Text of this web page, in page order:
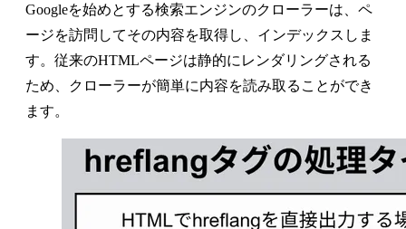
Googleを始めとする検索エンジンのクローラーは、ペ
ージを訪問してその内容を取得し、インデックスしま
す。従来のHTMLページは静的にレンダリングされる
ため、クローラーが簡単に内容を読み取ることができ
ます。